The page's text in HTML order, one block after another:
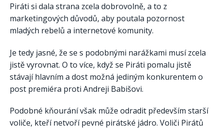
Piráti si dala strana zcela dobrovolně, a to z
marketingových důvodů, aby poutala pozornost
mladých rebelů a internetové komunity.
Je tedy jasné, že se s podobnými narážkami musí zcela
jistě vyrovnat. O to více, když se Piráti pomalu jistě
stávají hlavním a dost možná jediným konkurentem o
post premiéra proti Andreji Babišovi.
Podobné kňourání však může odradit především starší
voliče, kteří netvoří pevné pirátské jádro. Voliči Pirátů